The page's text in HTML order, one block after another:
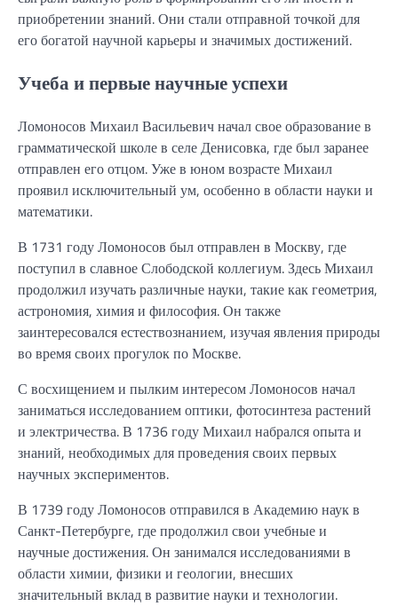
приобретении знаний. Они стали отправной точкой для
его богатой научной карьеры и значимых достижений.
Учеба и первые научные успехи
Ломоносов Михаил Васильевич начал свое образование в
грамматической школе в селе Денисовка, где был заранее
отправлен его отцом. Уже в юном возрасте Михаил
проявил исключительный ум, особенно в области науки и
математики.
В 1731 году Ломоносов был отправлен в Москву, где
поступил в славное Слободской коллегиум. Здесь Михаил
продолжил изучать различные науки, такие как геометрия,
астрономия, химия и философия. Он также
заинтересовался естествознанием, изучая явления природы
во время своих прогулок по Москве.
С восхищением и пылким интересом Ломоносов начал
заниматься исследованием оптики, фотосинтеза растений
и электричества. В 1736 году Михаил набрался опыта и
знаний, необходимых для проведения своих первых
научных экспериментов.
В 1739 году Ломоносов отправился в Академию наук в
Санкт-Петербурге, где продолжил свои учебные и
научные достижения. Он занимался исследованиями в
области химии, физики и геологии, внесших
значительный вклад в развитие науки и технологии.